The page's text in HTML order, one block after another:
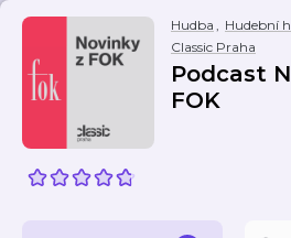
Hudba , Hudební
Classic Praha
Podcast
FOK